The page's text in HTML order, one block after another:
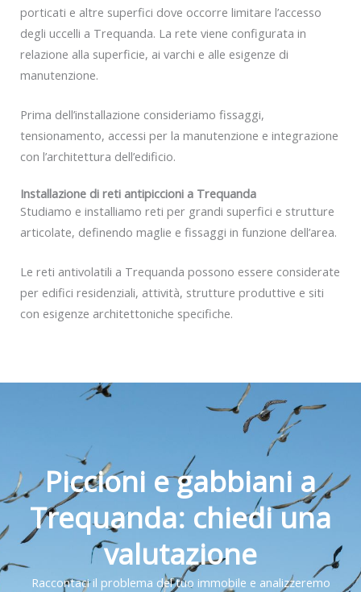
porticati e altre superfici dove occorre limitare l’accesso
degli uccelli a Trequanda. La rete viene configurata in
relazione alla superficie, ai varchi e alle esigenze di
manutenzione.
Prima dell’installazione consideriamo fissaggi,
tensionamento, accessi per la manutenzione e integrazione
con l’architettura dell’edificio.
Installazione di reti antipiccioni a Trequanda
Studiamo e installiamo reti per grandi superfici e strutture
articolate, definendo maglie e fissaggi in funzione dell’area.
Le reti antivolatili a Trequanda possono essere considerate
per edifici residenziali, attività, strutture produttive e siti
con esigenze architettoniche specifiche.
Piccioni e gabbiani a
Trequanda: chiedi una
valutazione
Raccontaci il problema del tuo immobile e analizzeremo